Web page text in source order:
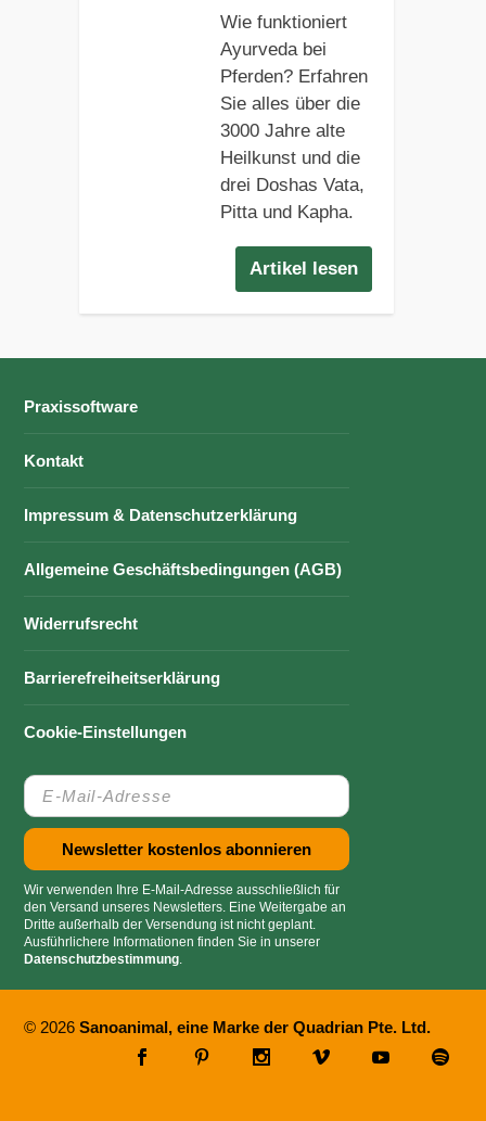
Wie funktioniert
Ayurveda bei
Pferden? Erfahren
Sie alles über die
3000 Jahre alte
Heilkunst und die
drei Doshas Vata,
Pitta und Kapha.
Artikel lesen
Praxissoftware
Kontakt
Impressum & Datenschutzerklärung
Allgemeine Geschäftsbedingungen (AGB)
Widerrufsrecht
Barrierefreiheitserklärung
Cookie-Einstellungen
Wir verwenden Ihre E-Mail-Adresse ausschließlich für
den Versand unseres Newsletters. Eine Weitergabe an
Dritte außerhalb der Versendung ist nicht geplant.
Ausführlichere Informationen finden Sie in unserer
Datenschutzbestimmung
© 2026Sanoanimal, eine Marke der Quadrian Pte. Ltd.